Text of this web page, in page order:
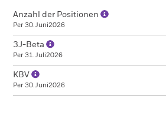
Anzahl der Positionen
Per 30.Juni2026
3J-Beta
Per 31.Juli2026
KBV
Per 30.Juni2026